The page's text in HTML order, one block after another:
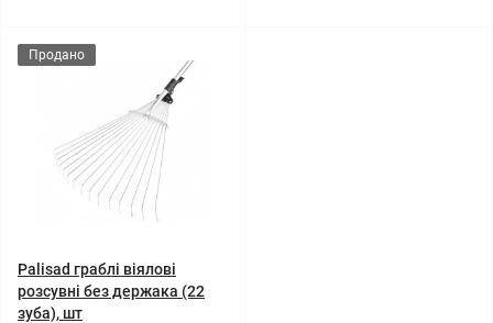
Продано
Palisad граблі віялові
розсувні без держака (22
зуба), шт